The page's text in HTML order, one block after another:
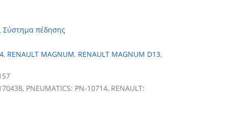
, Σύστημα πέδησης
, RENAULT MAGNUM, RENAULT MAGNUM D13,
PNEUMATICS: PN-10714, RENAULT: